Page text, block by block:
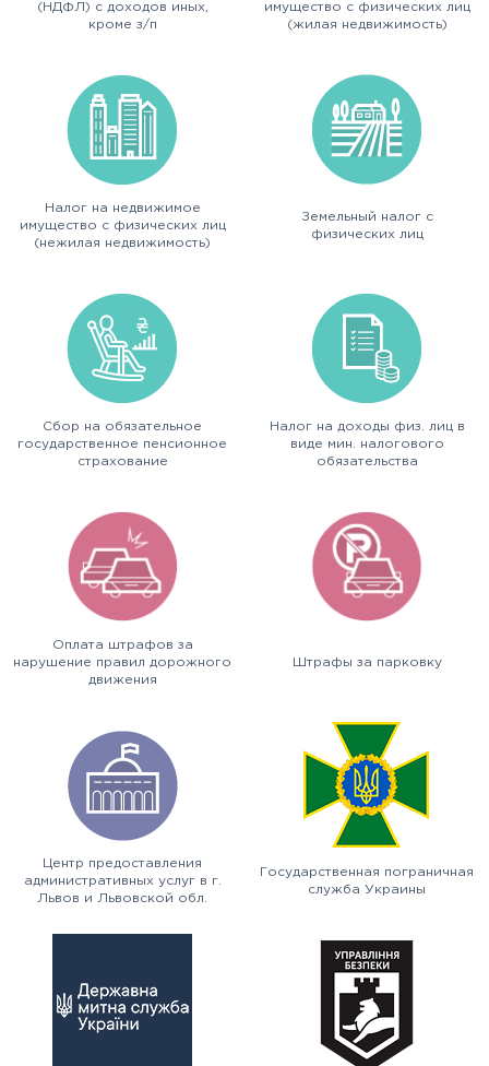
(НДФЛ) с доходов иных,
кроме з/п
имущество с физических лиц
(жилая недвижимость)
Налог на недвижимое
имущество с физических лиц
(нежилая недвижимость)
Земельный налог с
физических лиц
Сбор на обязательное
государственное пенсионное
страхование
Налог на доходы физ. лиц в
виде мин. налогового
обязательства
Оплата штрафов за
нарушение правил дорожного
движения
Штрафы за парковку
Центр предоставления
административных услуг в г.
Львов и Львовской обл.
Государственная пограничная
служба Украины